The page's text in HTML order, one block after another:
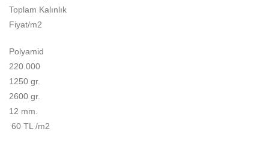
Toplam Kalınlık
Fiyat/m2
Polyamid
220.000
1250 gr.
2600 gr.
12 mm.
60 TL /m2